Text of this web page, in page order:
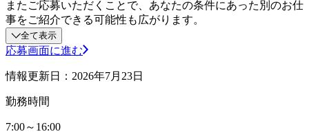
またご応募いただくことで、あなたの条件にあった別のお仕
事をご紹介できる可能性も広がります。
全て表示
応募画面に進む
情報更新日：2026年7月23日
勤務時間
7:00～16:00